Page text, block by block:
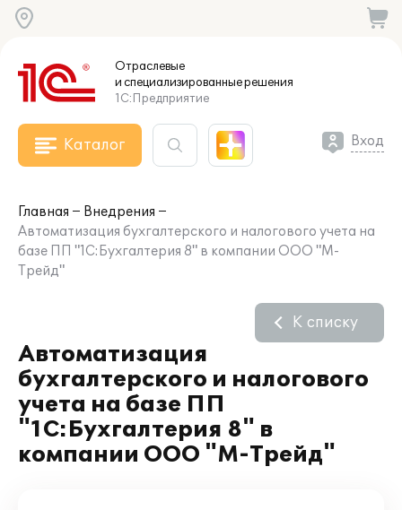
Отраслевые
и специализированныерешения
1С:Предприятие
Каталог Вход
Главная
Внедрения
Автоматизация бухгалтерского и налогового учета на
базе ПП "1С:Бухгалтерия 8" в компании ООО "М-
Трейд"
Автоматизация
бухгалтерского и налогового
учета на базе ПП
"1С:Бухгалтерия 8" в
компании ООО "М-Трейд"
К списку